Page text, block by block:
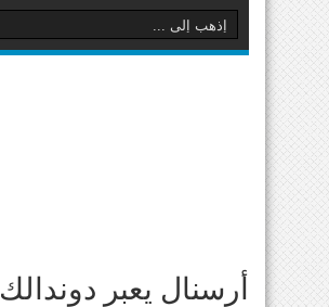
أرسنال يعبر دوندالك